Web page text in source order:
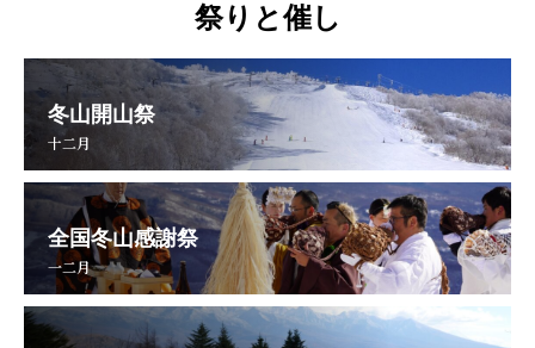
祭りと催し
冬山開山祭
十二月
全国冬山感謝祭
一二月